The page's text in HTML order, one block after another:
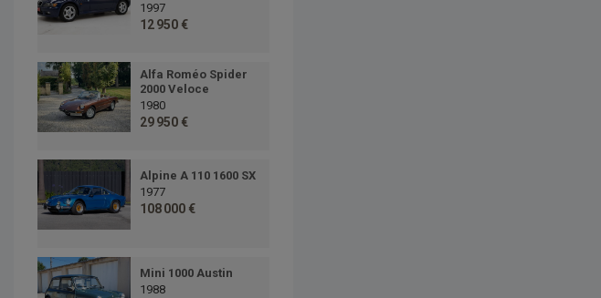
1997
12 950 €
Alfa Roméo Spider
2000 Veloce
1980
29 950 €
Alpine A 110 1600 SX
1977
108 000 €
Mini 1000 Austin
1988